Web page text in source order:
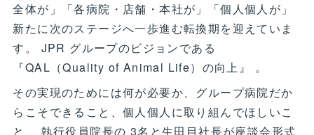
全体が」「各病院・店舗・本社が」「個人個人が」
新たに次のステージへ一歩進む転換期を迎えていま
す。 JPR グループのビジョンである
『QAL（Quality of Animal Life）の向上』 。
その実現のためには何が必要か、グループ病院だか
らこそできること、個人個人に取り組んでほしいこ
と、 執行役員院長の 3名と生田目社長が座談会形式